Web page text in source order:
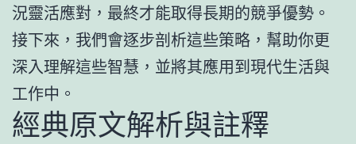
況靈活應對，最終才能取得長期的競爭優勢。
接下來，我們會逐步剖析這些策略，幫助你更
深入理解這些智慧，並將其應用到現代生活與
工作中。
經典原文解析與註釋